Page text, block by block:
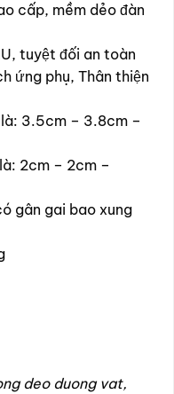
cấp, mềm dẻo đàn
tuyệt đối an toàn
ứng phụ, Thân thiện
3.5cm – 3.8cm –
2cm – 2cm –
gân gai bao xung
deo duong vat,